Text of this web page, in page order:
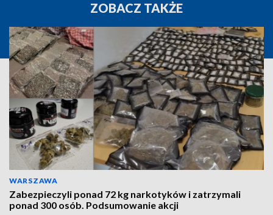
ZOBACZ TAKŻE
WARSZAWA
Zabezpieczyli ponad 72 kg narkotyków i zatrzymali
ponad 300 osób. Podsumowanie akcji